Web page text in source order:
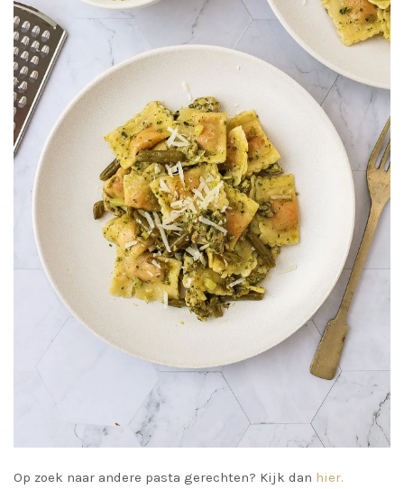
Op zoek naar andere pasta gerechten? Kijk dan hier.